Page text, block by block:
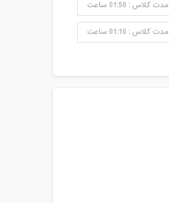
مدت کلاس : 01:50 ساعت
مدت کلاس : 01:10 ساعت